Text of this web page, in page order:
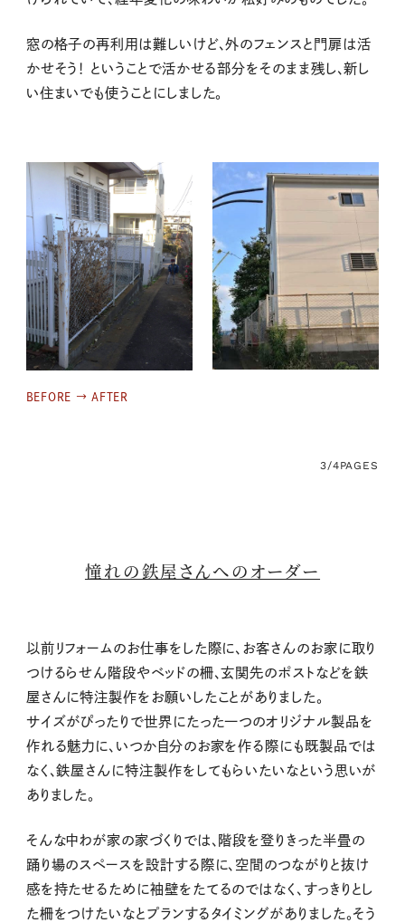
窓の格子の再利用は難しいけど、外のフェンスと門扉は活
かせそう！ ということで活かせる部分をそのまま残し、新し
い住まいでも使うことにしました。
BEFORE → AFTER
3/4PAGES
憧れの鉄屋さんへのオーダー
以前リフォームのお仕事をした際に、お客さんのお家に取り
つけるらせん階段やベッドの柵、玄関先のポストなどを鉄
屋さんに特注製作をお願いしたことがありました。
サイズがぴったりで世界にたった一つのオリジナル製品を
作れる魅力に、いつか自分のお家を作る際にも既製品では
なく、鉄屋さんに特注製作をしてもらいたいなという思いが
ありました。
そんな中わが家の家づくりでは、階段を登りきった半畳の
踊り場のスペースを設計する際に、空間のつながりと抜け
感を持たせるために袖壁をたてるのではなく、すっきりとし
た柵をつけたいなとプランするタイミングがありました。そう